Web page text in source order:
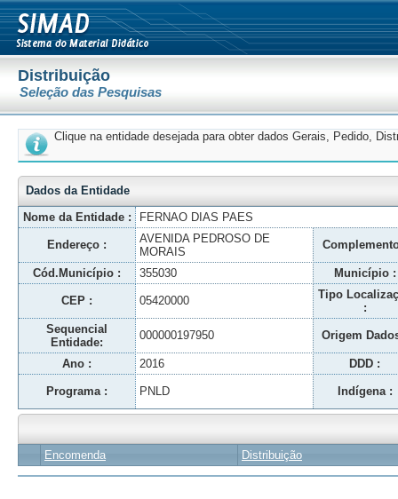
Distribuição
Seleção das Pesquisas
Clique na entidade desejada para obter dados Gerais, Pedido,
Dados da Entidade
Nome da Entidade :
FERNAO DIAS PAES
Endereço :
AVENIDA PEDROSO DE
MORAIS
Cód.Município : 355030 Município :
CEP : 05420000
Tipo
:
Sequencial
Entidade:
000000197950 Origem
Ano : 2016 DDD :
Programa : PNLD Indígena :
Encomenda Distribuição